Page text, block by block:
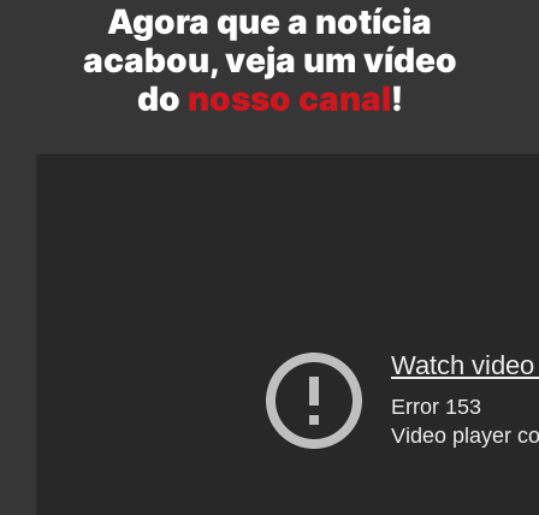
Agora que a notícia
acabou, veja um vídeo
do nosso canal!